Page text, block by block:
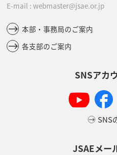
E-mail : webmaster@jsae.or.jp
本部・事務局のご案内
各支部のご案内
SNSアカ
SNS
JSAEメー